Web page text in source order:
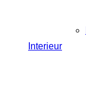
Interieur